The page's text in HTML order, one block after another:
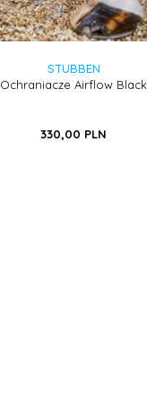
STUBBEN
Ochraniacze Airflow Black
330,00 PLN